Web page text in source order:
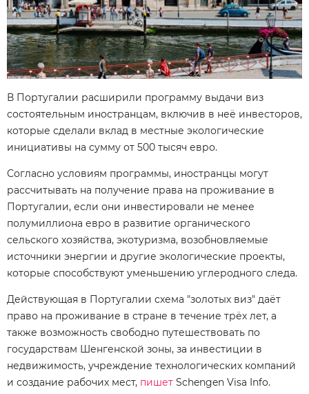
В Португалии расширили программу выдачи виз
состоятельным иностранцам, включив в неё инвесторов,
которые сделали вклад в местные экологические
инициативы на сумму от 500 тысяч евро.
Согласно условиям программы, иностранцы могут
рассчитывать на получение права на проживание в
Португалии, если они инвестировали не менее
полумиллиона евро в развитие органического
сельского хозяйства, экотуризма, возобновляемые
источники энергии и другие экологические проекты,
которые способствуют уменьшению углеродного следа.
Действующая в Португалии схема "золотых виз" даёт
право на проживание в стране в течение трёх лет, а
также возможность свободно путешествовать по
государствам Шенгенской зоны, за инвестиции в
недвижимость, учреждение технологических компаний
и создание рабочих мест, пишет Schengen Visa Info.